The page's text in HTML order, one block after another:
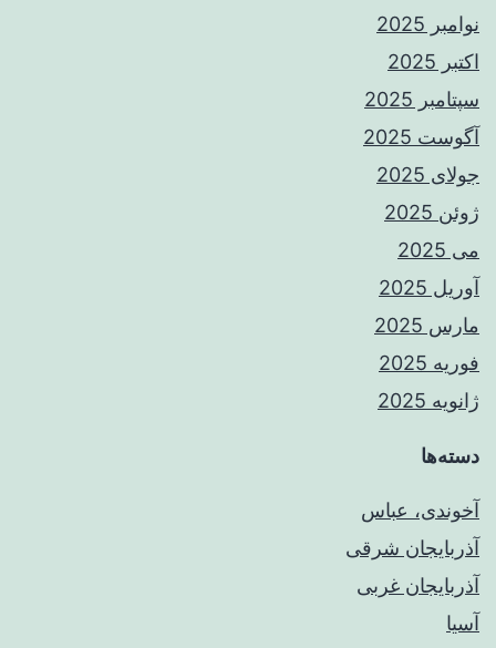
نوامبر 2025
اکتبر 2025
سپتامبر 2025
آگوست 2025
جولای 2025
ژوئن 2025
می 2025
آوریل 2025
مارس 2025
فوریه 2025
ژانویه 2025
دسته‌ها
آخوندی، عباس
آذربایجان شرقی
آذربایجان غربی
آسیا